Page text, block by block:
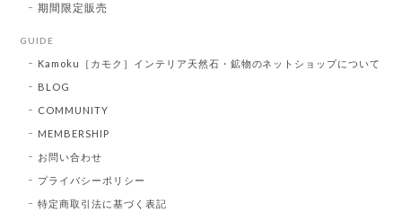
期間限定販売
GUIDE
Kamoku［カモク］インテリア天然石・鉱物のネットショップについて
BLOG
COMMUNITY
MEMBERSHIP
お問い合わせ
プライバシーポリシー
特定商取引法に基づく表記